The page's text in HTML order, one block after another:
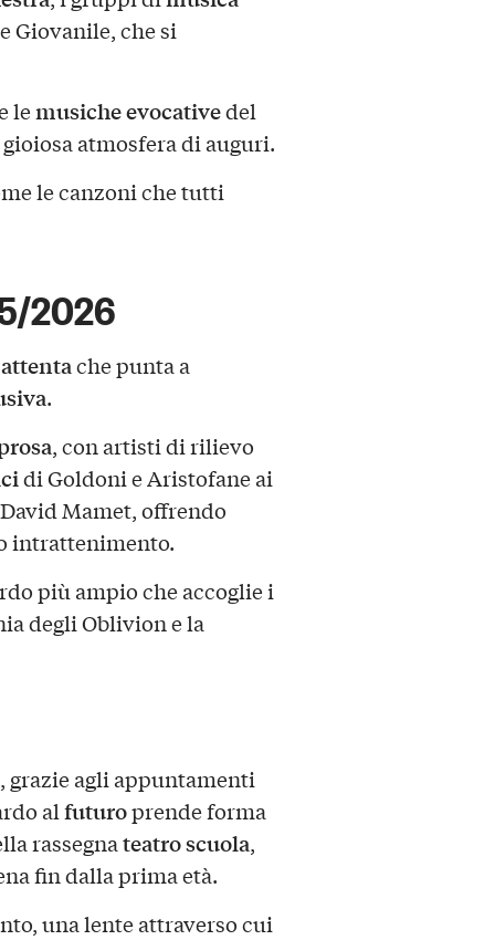
Giovanile, che si
lemusiche evocativedel
atmosfera di auguri.
le canzoni che tutti
2026
che punta a
.
, con artisti di rilievo
di Goldoni e Aristofane ai
Mamet, offrendo
intrattenimento.
più ampio che accoglie i
degli Oblivion e la
, grazie agli appuntamenti
alfuturoprende forma
rassegnateatro scuola,
fin dalla prima età.
una lente attraverso cui